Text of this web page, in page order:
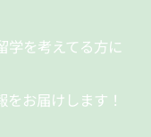
学を考えてる方に
お届けします！